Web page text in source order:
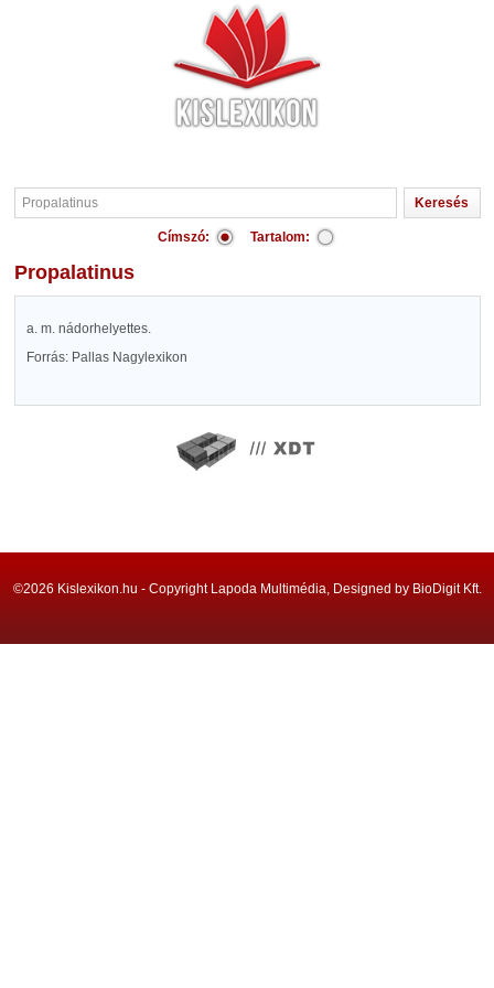
Címszó: Tartalom:
Propalatinus
a. m. nádorhelyettes.
Forrás: Pallas Nagylexikon
©2026 Kislexikon.hu - Copyright Lapoda Multimédia, Designed by BioDigit Kft.